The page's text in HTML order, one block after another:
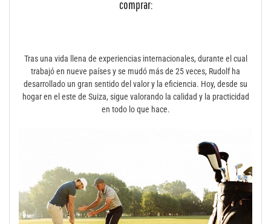
comprar:
Tras una vida llena de experiencias internacionales, durante el cual
trabajó en nueve países y se mudó más de 25 veces, Rudolf ha
desarrollado un gran sentido del valor y la eficiencia. Hoy, desde su
hogar en el este de Suiza, sigue valorando la calidad y la practicidad
en todo lo que hace.